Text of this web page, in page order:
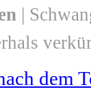
|
dem